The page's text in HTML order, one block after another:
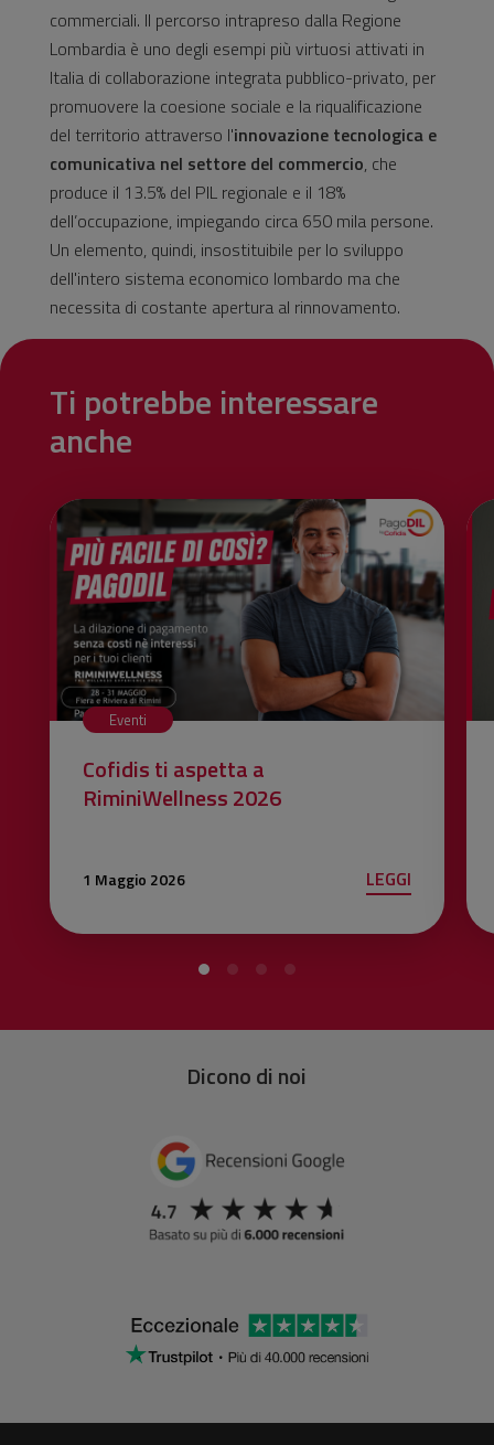
commerciali. Il percorso intrapreso dalla Regione
Lombardia è uno degli esempi più virtuosi attivati in
Italia di collaborazione integrata pubblico-privato, per
promuovere la coesione sociale e la riqualificazione
del territorio attraverso l'innovazione tecnologica e
comunicativa nel settore del commercio, che
produce il 13.5% del PIL regionale e il 18%
dell’occupazione, impiegando circa 650 mila persone.
Un elemento, quindi, insostituibile per lo sviluppo
dell'intero sistema economico lombardo ma che
necessita di costante apertura al rinnovamento.
Ti potrebbe interessare
anche
Eventi
Cofidis ti aspetta a
RiminiWellness 2026
1 Maggio 2026 LEGGI
Dicono di noi